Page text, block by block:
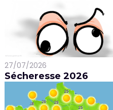
27/07/2026
Sécheresse 2026